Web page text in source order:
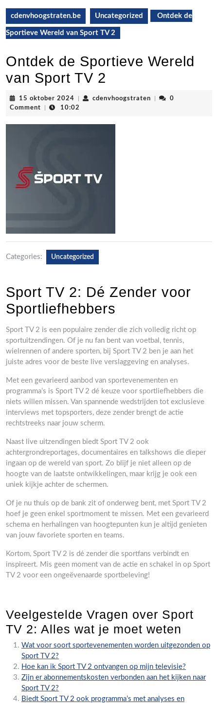
cdenvhoogstraten.be Uncategorized Ontdek de
Sportieve Wereld van Sport TV 2
Ontdek de Sportieve Wereld
van Sport TV 2
15 oktober 2024 15
oktober
cdenvhoogstraten cdenvhoogstraten
0
Comment
10:02
Categories: Uncategorized
Sport TV 2: Dé Zender voor
Sportliefhebbers
Sport TV 2 is een populaire zender die zich volledig richt op
sportuitzendingen. Of je nu fan bent van voetbal, tennis,
wielrennen of andere sporten, bij Sport TV 2 ben je aan het
juiste adres voor de beste live verslaggeving en analyses.
Met een gevarieerd aanbod van sportevenementen en
programma’s is Sport TV 2 dé keuze voor sportliefhebbers die
niets willen missen. Van spannende wedstrijden tot exclusieve
interviews met topsporters, deze zender brengt de actie
rechtstreeks naar jouw scherm.
Naast live uitzendingen biedt Sport TV 2 ook
achtergrondreportages, documentaires en talkshows die dieper
ingaan op de wereld van sport. Zo blijf je niet alleen op de
hoogte van de laatste ontwikkelingen, maar krijg je ook een
uniek kijkje achter de schermen.
Of je nu thuis op de bank zit of onderweg bent, met Sport TV 2
hoef je geen enkel sportmoment te missen. Met een gevarieerd
schema en herhalingen van hoogtepunten kun je altijd genieten
van jouw favoriete sporten en teams.
Kortom, Sport TV 2 is dé zender die sportfans verbindt en
inspireert. Mis geen moment van de actie en schakel in op Sport
TV 2 voor een ongeëvenaarde sportbeleving!
Veelgestelde Vragen over Sport
TV 2: Alles wat je moet weten
Wat voor soort sportevenementen worden uitgezonden op
Sport TV 2?
Hoe kan ik Sport TV 2 ontvangen op mijn televisie?
Zijn er abonnementskosten verbonden aan het kijken naar
Sport TV 2?
Biedt Sport TV 2 ook programma’s met analyses en